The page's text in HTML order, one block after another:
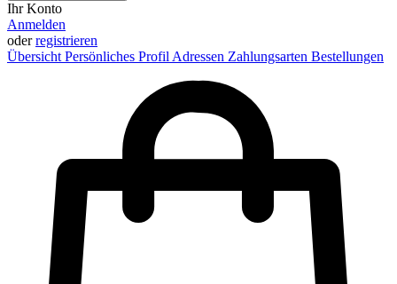
Ihr Konto
Anmelden
oderregistrieren
Übersicht Persönliches Profil Adressen Zahlungsarten Bestellungen